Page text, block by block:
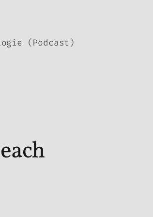
(Podcast)